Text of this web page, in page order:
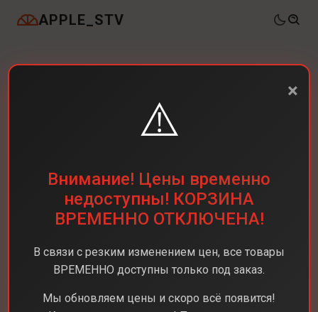
APPLE_STV
×
⚠️
Внимание! Цены временно
недоступны! КОРЗИНА
ВРЕМЕННО ОТКЛЮЧЕНА!
В связи с резким изменением цен, все товары
ВРЕМЕННО доступны только под заказ.
Мы обновляем цены и скоро всё появится!